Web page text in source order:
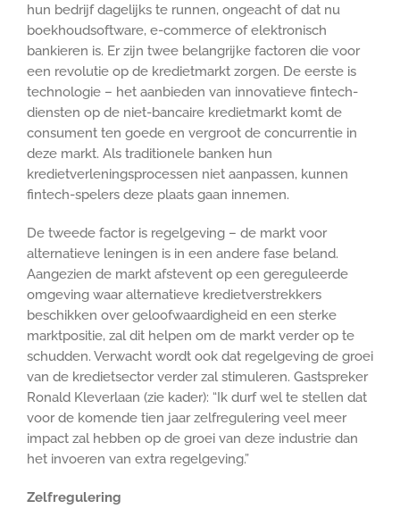
hun bedrijf dagelijks te runnen, ongeacht of dat nu
boekhoudsoftware, e-commerce of elektronisch
bankieren is. Er zijn twee belangrijke factoren die voor
een revolutie op de kredietmarkt zorgen. De eerste is
technologie – het aanbieden van innovatieve fintech-
diensten op de niet-bancaire kredietmarkt komt de
consument ten goede en vergroot de concurrentie in
deze markt. Als traditionele banken hun
kredietverleningsprocessen niet aanpassen, kunnen
fintech-spelers deze plaats gaan innemen.
De tweede factor is regelgeving – de markt voor
alternatieve leningen is in een andere fase beland.
Aangezien de markt afstevent op een gereguleerde
omgeving waar alternatieve kredietverstrekkers
beschikken over geloofwaardigheid en een sterke
marktpositie, zal dit helpen om de markt verder op te
schudden. Verwacht wordt ook dat regelgeving de groei
van de kredietsector verder zal stimuleren. Gastspreker
Ronald Kleverlaan (zie kader): “Ik durf wel te stellen dat
voor de komende tien jaar zelfregulering veel meer
impact zal hebben op de groei van deze industrie dan
het invoeren van extra regelgeving.”
Zelfregulering